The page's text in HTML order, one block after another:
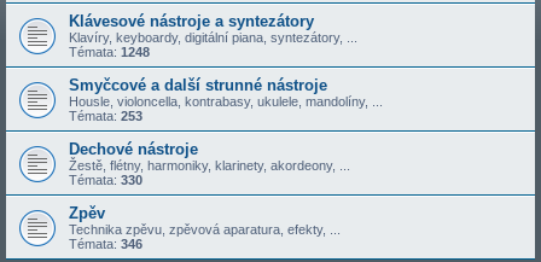
Klávesové nástroje a syntezátory
Klavíry, keyboardy, digitální piana, syntezátory, ...
Témata: 1248
Smyčcové a další strunné nástroje
Housle, violoncella, kontrabasy, ukulele, mandolíny, ...
Témata: 253
Dechové nástroje
Žestě, flétny, harmoniky, klarinety, akordeony, ...
Témata: 330
Zpěv
Technika zpěvu, zpěvová aparatura, efekty, ...
Témata: 346